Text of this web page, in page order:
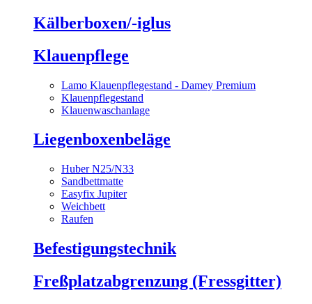
Kälberboxen/-iglus
Klauenpflege
Lamo Klauenpflegestand - Damey Premium
Klauenpflegestand
Klauenwaschanlage
Liegenboxenbeläge
Huber N25/N33
Sandbettmatte
Easyfix Jupiter
Weichbett
Raufen
Befestigungstechnik
Freßplatzabgrenzung (Fressgitter)